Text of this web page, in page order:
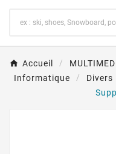
Accueil
Informatique